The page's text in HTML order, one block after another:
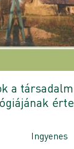
a
Ingyenes